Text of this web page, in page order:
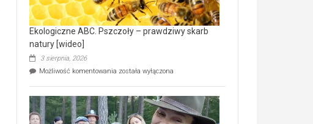
modernizację
oczyszczalni
ścieków
[wideo]
Ekologiczne ABC. Pszczoły – prawdziwy skarb
natury [wideo]
3 sierpnia, 2026
Możliwość komentowania Ekologiczne
–
prawdziwy
skarb
została wyłączona